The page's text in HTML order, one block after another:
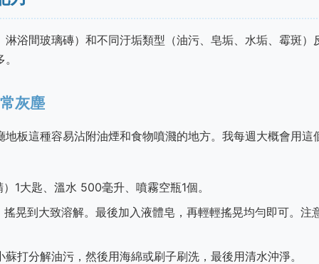
浴間玻璃磚）和不同汙垢類型（油污、皂垢、水垢、霉斑）
灰塵
板這種容易沾附油煙和食物噴濺的地方。我每週大概會用這
1大匙、溫水 500毫升、噴霧空瓶1個。
晃到大致溶解。最後加入液體皂，再輕輕搖晃均勻即可。注
打分解油污，然後用海綿或刷子刷洗，最後用清水沖淨。